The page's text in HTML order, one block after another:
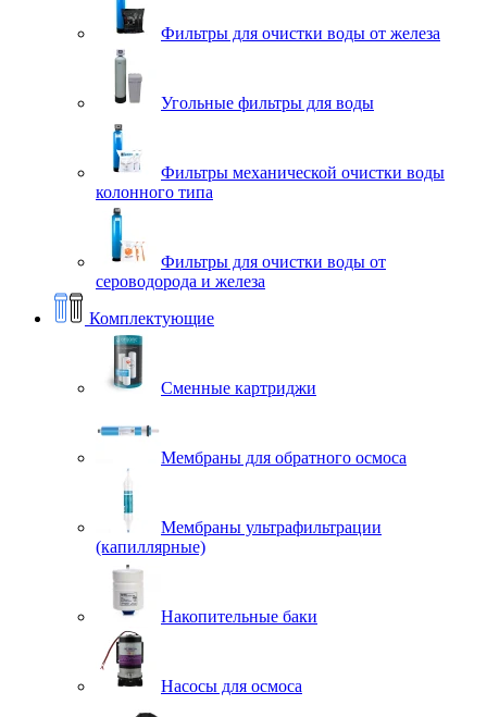
Фильтры для очистки воды от железа
Угольные фильтры для воды
Фильтры механической очистки воды
колонного типа
Фильтры для очистки воды от
сероводорода и железа
Комплектующие
Сменные картриджи
Мембраны для обратного осмоса
Мембраны ультрафильтрации
(капиллярные)
Накопительные баки
Насосы для осмоса